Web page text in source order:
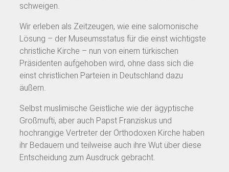
schweigen.
Wir erleben als Zeitzeugen, wie eine salomonische
Lösung – der Museumsstatus für die einst wichtigste
christliche Kirche – nun von einem türkischen
Präsidenten aufgehoben wird, ohne dass sich die
einst christlichen Parteien in Deutschland dazu
äußern.
Selbst muslimische Geistliche wie der ägyptische
Großmufti, aber auch Papst Franziskus und
hochrangige Vertreter der Orthodoxen Kirche haben
ihr Bedauern und teilweise auch ihre Wut über diese
Entscheidung zum Ausdruck gebracht.